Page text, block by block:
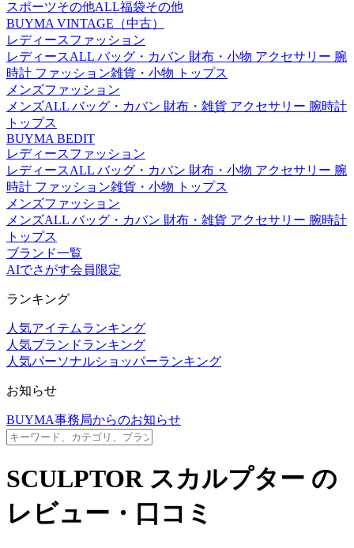
スポーツその他ALL福袋その他
BUYMA VINTAGE（中古）
レディースファッション
レディースALL バッグ・カバン 財布・小物 アクセサリー 腕
時計 ファッション雑貨・小物
トップス
メンズファッション
メンズALL バッグ・カバン 財布・雑貨 アクセサリー 腕時計
トップス
BUYMA BEDIT
レディースファッション
レディースALL バッグ・カバン 財布・小物 アクセサリー 腕
時計 ファッション雑貨・小物
トップス
メンズファッション
メンズALL バッグ・カバン 財布・雑貨 アクセサリー 腕時計
トップス
ブランド一覧
AIでさがす会員限定
ランキング
人気アイテムランキング
人気ブランドランキング
人気パーソナルショッパーランキング
お知らせ
BUYMA事務局からのお知らせ
SCULPTOR スカルプター の
レビュー・口コミ